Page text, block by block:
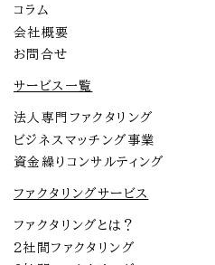
コラム
会社概要
お問合せ
サービス一覧
法人専門ファクタリング
ビジネスマッチング事業
資金繰りコンサルティング
ファクタリングサービス
ファクタリングとは？
2社間ファクタリング